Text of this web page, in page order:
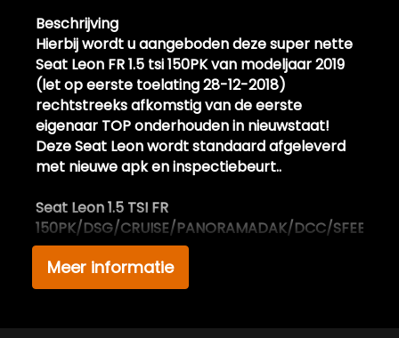
Lichtmetalen velgen 18"
Metaalkleur
Panoramadak
Park distance control
Parkeersensor achter
Parkeersensor voor
Ruitensproeiers/wisserbladen
verwarmbaar
Spiegels elektrisch inklapbaar
Beschrijving
Hierbij wordt u aangeboden deze super nette
Seat Leon FR 1.5 tsi 150PK van modeljaar 2019
(let op eerste toelating 28-12-2018)
rechtstreeks afkomstig van de eerste
eigenaar TOP onderhouden in nieuwstaat!
Deze Seat Leon wordt standaard afgeleverd
met nieuwe apk en inspectiebeurt..
Seat Leon 1.5 TSI FR
150PK/DSG/CRUISE/PANORAMADAK/DCC/
Extra informatie:
Deze in nieuwstaat verkerende Seat leon fr 1.5
Meer informatie